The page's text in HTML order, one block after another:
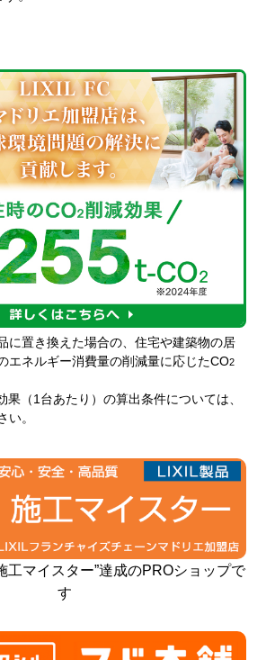
に置き換えた場合の、住宅や建築物の居
エネルギー消費量の削減量に応じたCO2
果（1台あたり）の算出条件については、
い。
工マイスター”達成のPROショップで
す